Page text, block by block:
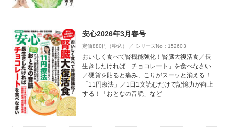
安心2026年3月春号
定価880円（税込） ／ シリーズNo：152603
おいしく食べて腎機能強化！腎臓大復活食／長
生きしたければ「チョコレート」を食べなさい
／硬貨を貼ると痛み、こりがスーッと消える！
「11円療法」／1日1文読むだけで記憶力が向上
する！「おとなの音読」など